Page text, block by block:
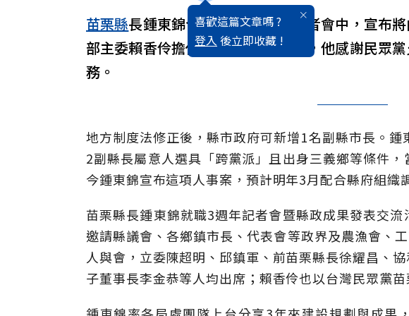
喜歡這篇文章嗎 ?
登入 後立即收藏 !
苗栗縣長鍾東錦今天在就職3週年記者會中，宣布將
部主委賴香伶擔任苗栗縣第2副縣長，他感謝民眾
務。
地方制度法修正後，縣市政府可新增1名副縣市長。
2副縣長屬意人選具「跨黨派」且出身三義鄉等條件
今鍾東錦宣布這項人事案，預計明年3月配合縣府組織
苗栗縣長鍾東錦就職3週年記者會暨縣政成果發表交流
邀請縣議會、各鄉鎮市長、代表會等政界及農漁會、
人與會，立委陳超明、邱鎮軍、前苗栗縣長徐耀昌、
子董事長李金恭等人均出席；賴香伶也以台灣民眾黨